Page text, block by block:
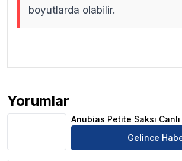
boyutlarda olabilir.
Yorumlar
Anubias Petite Saksı Canlı Bitki 5-7
Anubias Petite Saksı
Gelince